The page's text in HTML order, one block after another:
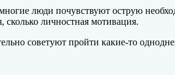
люди почувствуют острую
сколько личностная мотивация.
советуют пройти какие-то